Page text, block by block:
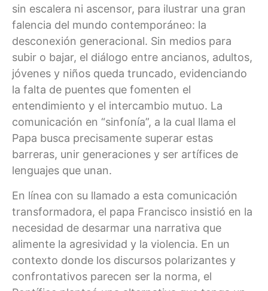
sin escalera ni ascensor, para ilustrar una gran
falencia del mundo contemporáneo: la
desconexión generacional. Sin medios para
subir o bajar, el diálogo entre ancianos, adultos,
jóvenes y niños queda truncado, evidenciando
la falta de puentes que fomenten el
entendimiento y el intercambio mutuo. La
comunicación en “sinfonía”, a la cual llama el
Papa busca precisamente superar estas
barreras, unir generaciones y ser artífices de
lenguajes que unan.
En línea con su llamado a esta comunicación
transformadora, el papa Francisco insistió en la
necesidad de desarmar una narrativa que
alimente la agresividad y la violencia. En un
contexto donde los discursos polarizantes y
confrontativos parecen ser la norma, el